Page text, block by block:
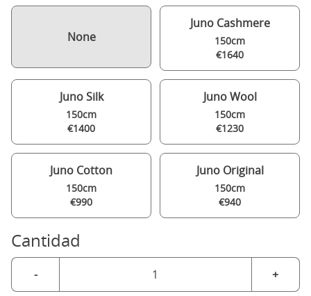
None
Juno Cashmere
150cm
€1640
Juno Silk
150cm
€1400
Juno Wool
150cm
€1230
Juno Cotton
150cm
€990
Juno Original
150cm
€940
Cantidad
- +